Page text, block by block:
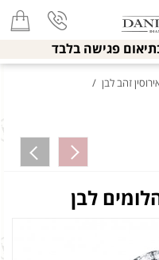
פגישה בלבד
זהב לבן /
לבן